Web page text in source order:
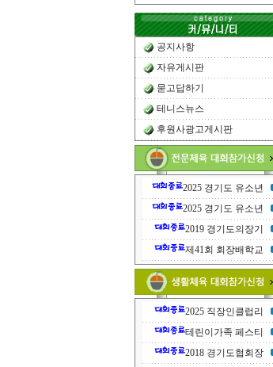
공지사항
자유게시판
묻고답하기
테니스뉴스
후원사광고게시판
2025 경기도 유소년
2025 경기도 유소년
2019 경기도의장기
제41회 회장배학교
2025 직장인클럽리
테린이가족 페스티
2018 경기도협회장